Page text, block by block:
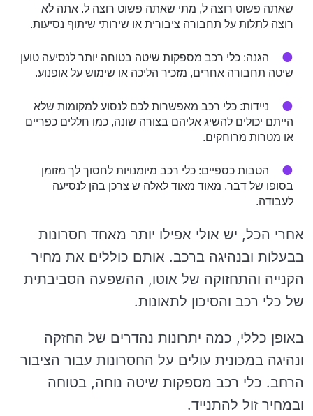
שאתה פשוט רוצה ל, מתי שאתה פשוט רוצה ל. אתה לא
רוצה לתלות על תחבורה ציבורית או שירותי שיתוף נסיעות.
הגנה: כלי רכב מספקות שיטה בטוחה יותר לנסיעה טוען
שיטה תחבורה אחרים, מזכיר הליכה או שימוש על אופנוע.
ניידות: כלי רכב מאפשרות לכם לנסוע למקומות שלא
הייתם יכולים להשיג אליהם בצורה שונה, כמו חללים כפריים
או מטרות מרוחקים.
הטבות כספיים: כלי רכב מיומנויות לחסוך לך מזומן
בסופו של דבר, מאוד מאוד לאלה ש צרכן בהן לנסיעה
לעבודה.
אחרי הכל, יש אולי אפילו יותר מאחד חסרונות
בבעלות ובנהיגה ברכב. אותם כוללים את מחיר
הקנייה והתחזוקה של אוטו, ההשפעה הסביבתית
של כלי רכב והסיכון לתאונות.
באופן כללי, כמה יתרונות נהדרים של החזקה
ונהיגה במכונית עולים על החסרונות עבור הציבור
הרחב. כלי רכב מספקות שיטה נוחה, בטוחה
ובמחיר זול להתנייד.